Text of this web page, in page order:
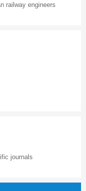
railway engineers
journals